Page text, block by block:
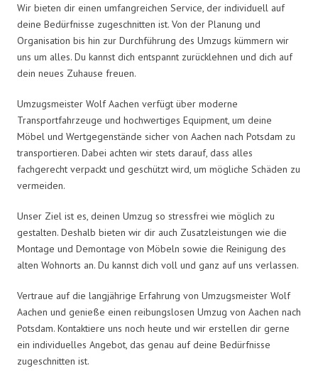
Wir bieten dir einen umfangreichen Service, der individuell auf
deine Bedürfnisse zugeschnitten ist. Von der Planung und
Organisation bis hin zur Durchführung des Umzugs kümmern wir
uns um alles. Du kannst dich entspannt zurücklehnen und dich auf
dein neues Zuhause freuen.
Umzugsmeister Wolf Aachen verfügt über moderne
Transportfahrzeuge und hochwertiges Equipment, um deine
Möbel und Wertgegenstände sicher von Aachen nach Potsdam zu
transportieren. Dabei achten wir stets darauf, dass alles
fachgerecht verpackt und geschützt wird, um mögliche Schäden zu
vermeiden.
Unser Ziel ist es, deinen Umzug so stressfrei wie möglich zu
gestalten. Deshalb bieten wir dir auch Zusatzleistungen wie die
Montage und Demontage von Möbeln sowie die Reinigung des
alten Wohnorts an. Du kannst dich voll und ganz auf uns verlassen.
Vertraue auf die langjährige Erfahrung von Umzugsmeister Wolf
Aachen und genieße einen reibungslosen Umzug von Aachen nach
Potsdam. Kontaktiere uns noch heute und wir erstellen dir gerne
ein individuelles Angebot, das genau auf deine Bedürfnisse
zugeschnitten ist.